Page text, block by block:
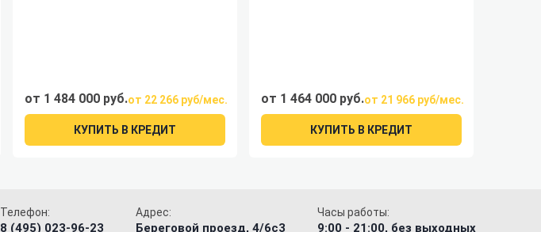
от 1 484 000 руб.от 22 266 руб/мес.
КУПИТЬ В КРЕДИТ
от 1 464 000 руб.от 21 966 руб/мес.
КУПИТЬ В КРЕДИТ
Телефон:
8 (495) 023-96-23
Адрес:
Береговой проезд, 4/6с3
Часы работы:
9:00 - 21:00, без выходных